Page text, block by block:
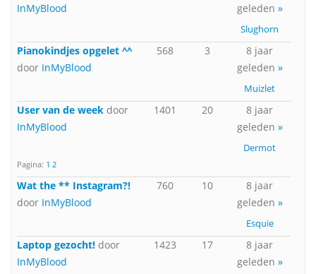
InMyBlood
geleden »
Slughorn
Pianokindjes opgelet ^^
door InMyBlood
568 3
8 jaar
geleden »
Muizlet
User van de week door
InMyBlood
Pagina: 1 2
1401 20
8 jaar
geleden »
Dermot
Wat the ** Instagram?!
door InMyBlood
760 10
8 jaar
geleden »
Esquie
Laptop gezocht! door
InMyBlood
1423 17
8 jaar
geleden »